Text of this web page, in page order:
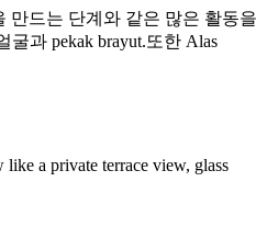
만드는 단계와 같은 많은 활동을
과 pekak brayut.또한 Alas
a private terrace view, glass